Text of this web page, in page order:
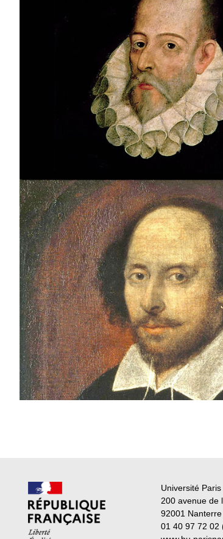
Université
200 avenue de
92001
01 40 97 72 02